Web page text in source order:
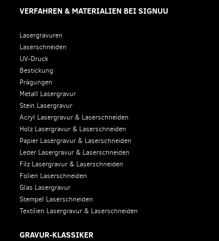
VERFAHREN & MATERIALIEN BEI SIGNUU
Lasergravuren
Laserschneiden
UV-Druck
Bestickung
Prägungen
Metall Lasergravur
Stein Lasergravur
Acryl Lasergravur & Laserschneiden
Holz Lasergravur & Laserschneiden
Papier Lasergravur & Laserschneiden
Leder Lasergravur & Laserschneiden
Filz Lasergravur & Laserschneiden
Folien Laserschneiden
Glas Lasergravur
Stempel Laserschneiden
Textilien Lasergravur & Laserschneiden
GRAVUR-KLASSIKER